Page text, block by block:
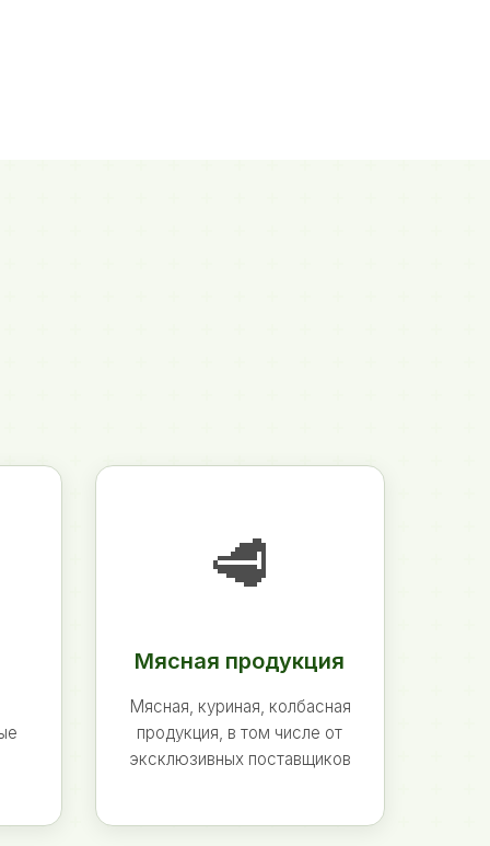
🥩
Мясная продукция
Мясная, куриная, колбасная
продукция, в том числе от
эксклюзивных поставщиков